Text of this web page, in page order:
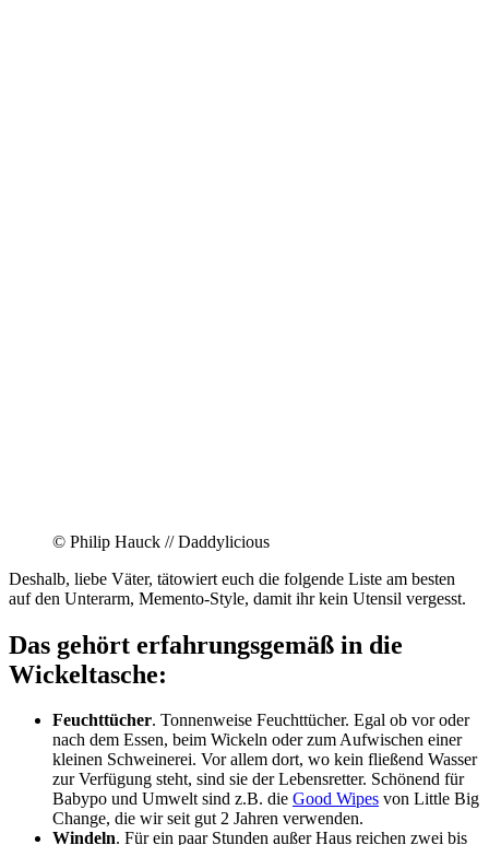
© Philip Hauck // Daddylicious
Deshalb, liebe Väter, tätowiert euch die folgende Liste am besten
auf den Unterarm, Memento-Style, damit ihr kein Utensil vergesst.
Das gehört erfahrungsgemäß in die
Wickeltasche:
Feuchttücher. Tonnenweise Feuchttücher. Egal ob vor oder
nach dem Essen, beim Wickeln oder zum Aufwischen einer
kleinen Schweinerei. Vor allem dort, wo kein fließend Wasser
zur Verfügung steht, sind sie der Lebensretter. Schönend für
Babypo und Umwelt sind z.B. die Good Wipes von Little Big
Change, die wir seit gut 2 Jahren verwenden.
Windeln. Für ein paar Stunden außer Haus reichen zwei bis